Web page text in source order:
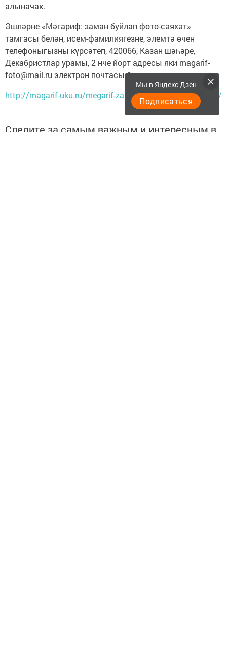
алыначак.
Эшләрне «Мәгариф: заман буйлап фото-сәяхәт»
тамгасы белән, исем-фамилиягезне, элемтә өчен
телефоныгызны күрсәтеп, 420066, Казан шәһәре,
Декабристлар урамы, 2 нче йорт адресы яки magarif-
foto@mail.ru электрон почтасы буенча редак
http://magarif-uku.ru/megarif-zaman-bujjlap-foto-seyakhet/
Следите за самым важным и интересным в
Мы в Яндекс Дзен
Подписаться